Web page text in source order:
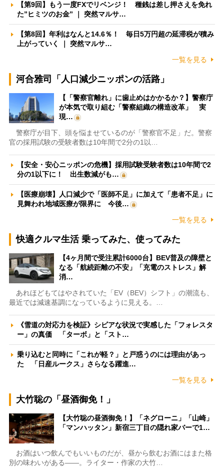
【第9回】もう一度FXでリベンジ！ 種銭は差し押さえを免れ
た”ヒミツのお金” ｜ 突然マルサ…
【第8回】年利はなんと14.6％！ 毎日5万円超の延滞税が積み
上がっていく ｜ 突然マルサ…
一覧を見る
河合雅司「人口減少ニッポンの活路」
【「警察官離れ」に歯止めはかかるか？】警察庁
が本気で取り組む「警察組織の構造改革」 実
現…
警察庁が目下、頭を悩ませているのが「警察官不足」だ。警察
官の採用試験の受験者数は10年間で2分の1以…
【安全・安心ニッポンの危機】採用試験受験者数は10年間で2
分の1以下に！ 出生数減がも…
【医療崩壊】人口減少で「医師不足」に加えて「患者不足」に
見舞われ地域医療が限界に 今後…
一覧を見る
快適クルマ生活 乗ってみた、使ってみた
【4ヶ月間で受注累計6000台】BEV普及の障壁と
なる「航続距離の不安」「充電のストレス」解
消…
あれほどもてはやされていた「EV（BEV）シフト」の潮流も、
最近では減速基調になっているように見える。…
《雪道の対応力を検証》シビアな状況で実感した「フォレスタ
ー」の真価 「ターボ」と「スト…
乗り込むと同時に「これが軽？」と戸惑うのには理由があっ
た 「日産ルークス」さらなる躍進…
一覧を見る
大竹聡の「昼酒御免！」
【大竹聡の昼酒御免！】「ネグローニ」「山崎」
「マンハッタン」新宿三丁目の隠れ家バーで1…
お酒はいつ飲んでもいいものだが、昼から飲むお酒にはまた格
別の味わいがある――。ライター・作家の大竹…